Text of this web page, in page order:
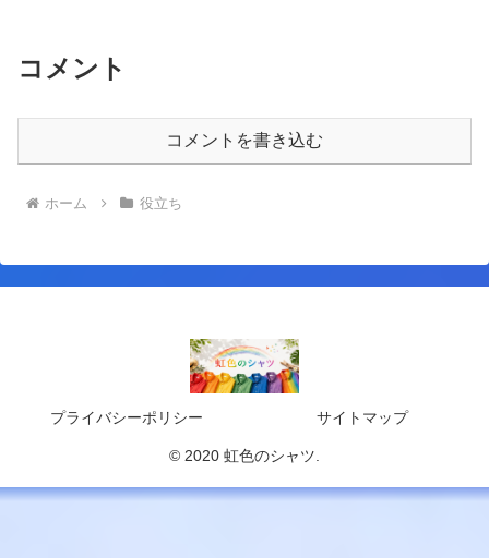
コメント
コメントを書き込む
ホーム 役立ち
プライバシーポリシー サイトマップ
© 2020 虹色のシャツ.